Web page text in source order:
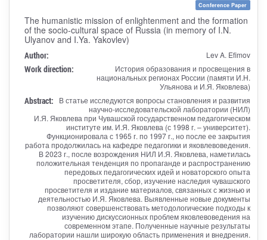
Conference Paper
The humanistic mission of enlightenment and the formation
of the socio-cultural space of Russia (in memory of I.N.
Ulyanov and I.Ya. Yakovlev)
Author: Lev A. Efimov
Work direction:
История образования и просвещения в
национальных регионах России (памяти И.Н.
Ульянова и И.Я. Яковлева)
Abstract:
В статье исследуются вопросы становления и развития
научно-исследовательской лаборатории (НИЛ)
И.Я. Яковлева при Чувашской государственном педагогическом
институте им. И.Я. Яковлева (с 1998 г. – университет).
Функционировала с 1965 г. по 1997 г., но после ее закрытия
работа продолжилась на кафедре педагогики и яковлевоведения.
В 2023 г., после возрождения НИЛ И.Я. Яковлева, наметилась
положительная тенденция по пропаганде и распространению
передовых педагогических идей и новаторского опыта
просветителя, сбор, изучение наследия чувашского
просветителя и издание материалов, связанных с жизнью и
деятельностью И.Я. Яковлева. Выявленные новые документы
позволяют совершенствовать методологические подходы к
изучению дискуссионных проблем яковлевоведения на
современном этапе. Полученные научные результаты
лаборатории нашли широкую область применения и внедрения.